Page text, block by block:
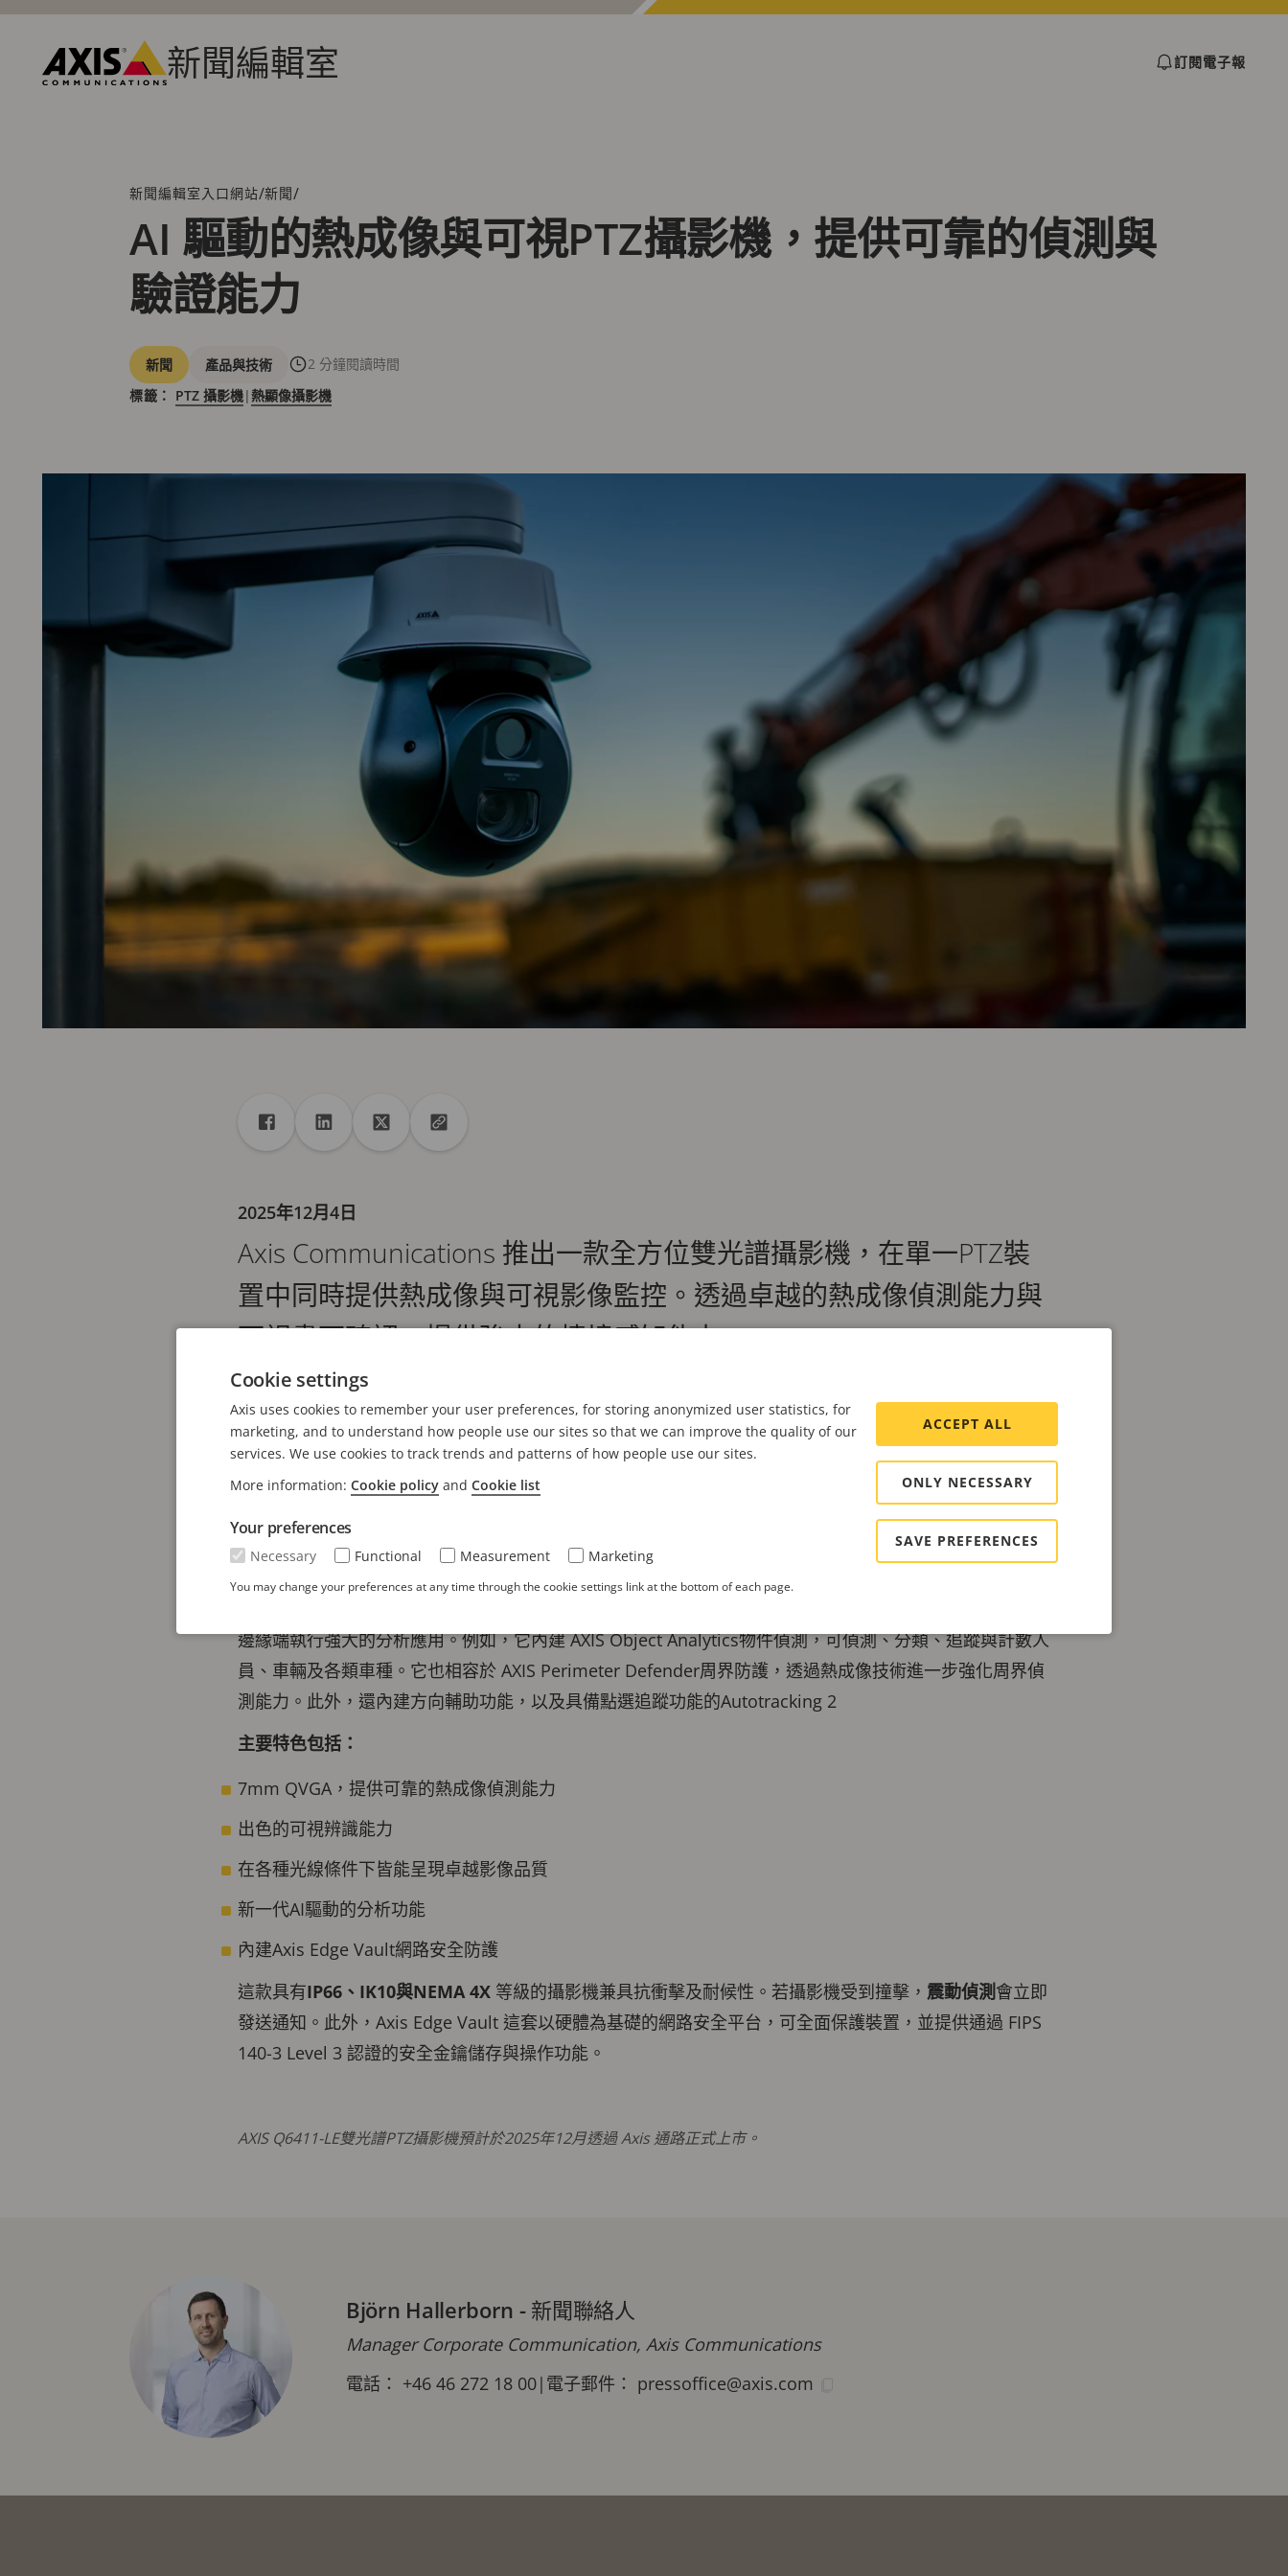
跳
新聞編輯室 訂閱電子報
階
連
新聞編輯室入口網站/新聞/
AI 驅動的熱成像與可視PTZ攝影機，提供可靠的偵測與
驗證能力
分
類
新聞 產品與技術
2 分鐘閱讀時間
標籤： PTZ 攝影機|熱顯像攝影機
共享分享至 Facebook
分享至 Linkedin
分享至 X複製 url 到剪貼簿
2025年12月4日
Axis Communications 推出一款全方位雙光譜攝影機，在單一PTZ裝
置中同時提供熱成像與可視影像監控。透過卓越的熱成像偵測能力與
可視畫面確認，提供強大的情境感知能力。
Axis Communications 推出一款全方位雙光譜攝影機，在單一PTZ裝置中同時提供熱成像與可視影像監
控。透過卓越的熱成像偵測能力與可視畫面確認，提供強大的情境感知能力。
AXIS Q6411-LE雙光譜PTZ攝影機採用熱成像技術，可在各種天氣及光線條件下進行可靠偵測。其具備 55°
固定視野，非常適合寬闊開放區域。NETD <20 mK 提供極高的熱感度，可大幅降低誤報率。其超高感光度
的可視攝影機則提供優異的視覺辨識與驗證能力。透過31倍光學變焦，能輕鬆追蹤高速移動的目標。此外，
這款雙光譜PTZ攝影機具備+20°至-90°仰俯範圍與360°無限旋轉，可呈現從地面到天空的完整視野。
邊緣端執行強大的分析應用。例如，它內建 AXIS Object Analytics物件偵測，可偵測、分類、追蹤與計數人
員、車輛及各類車種。它也相容於 AXIS Perimeter Defender周界防護，透過熱成像技術進一步強化周界偵
測能力。此外，還內建方向輔助功能，以及具備點選追蹤功能的Autotracking 2
主要特色包括：
7mm QVGA，提供可靠的熱成像偵測能力
出色的可視辨識能力
在各種光線條件下皆能呈現卓越影像品質
新一代AI驅動的分析功能
內建Axis Edge Vault網路安全防護
這款具有IP66、IK10與NEMA 4X 等級的攝影機兼具抗衝擊及耐候性。若攝影機受到撞擊， 震動偵測 會立即
發送通知。此外，Axis Edge Vault 這套以硬體為基礎的網路安全平台，可全面保護裝置，並提供通過 FIPS
140-3 Level 3 認證的安全金鑰儲存與操作功能。
AXIS Q6411-LE雙光譜PTZ攝影機預計於2025年12月透過 Axis 通路正式上市。
Björn Hallerborn - 新聞聯絡人
Manager Corporate Communication, Axis Communications
電話： +46 46 272 18 00| 電子郵件： pressoffice@axis.com
Cookie settings
Axis uses cookies to remember your user preferences, for storing anonymized user statistics, for
marketing, and to understand how people use our sites so that we can improve the quality of our
services. We use cookies to track trends and patterns of how people use our sites.
More information: Cookie policy and Cookie list
Your preferences
Necessary Functional Measurement Marketing
You may change your preferences at any time through the cookie settings link at the bottom of each page.
ACCEPT ALL
ONLY NECESSARY
SAVE PREFERENCES